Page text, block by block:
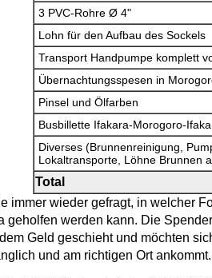
3 PVC-Rohre Ø 4"
Lohn für den Aufbau des Sockels
Transport Handpumpe komplett
Übernachtungsspesen in
Pinsel und Ölfarben
Busbillette Ifakara-Morogoro-
Diverses (Brunnenreinigung,
Lokaltransporte, Löhne Brunnen
Total
immer wieder gefragt, in welcher
geholfen werden kann. Die
Geld geschieht und möchten
und am richtigen Ort ankommt.